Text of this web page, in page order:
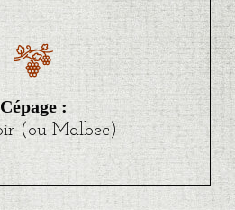
Cépage :
(ou Malbec)